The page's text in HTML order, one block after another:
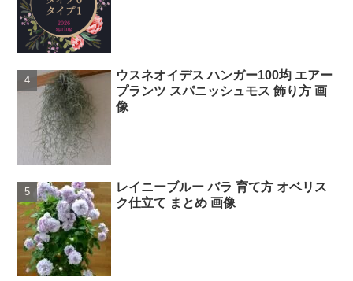
ウスネオイデス ハンガー100均 エアー
プランツ スパニッシュモス 飾り方 画
像
レイニーブルー バラ 育て方 オベリス
ク仕立て まとめ 画像